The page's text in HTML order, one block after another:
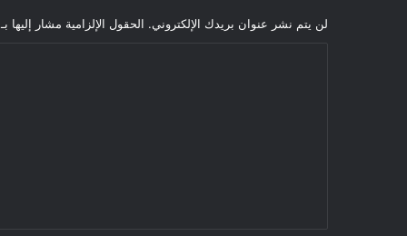
لن يتم نشر عنوان بريدك الإلكتروني. الحقول الإلزامية مشار إليها